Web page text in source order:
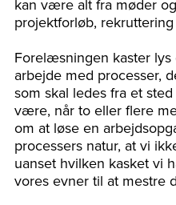
kan være alt fra møder
projektforløb,
Forelæsningen kaster lys
arbejde med processer,
som skal ledes fra et
være, når to eller flere
om at løse en
processers natur, at vi
uanset hvilken kasket vi
vores evner til at mestre